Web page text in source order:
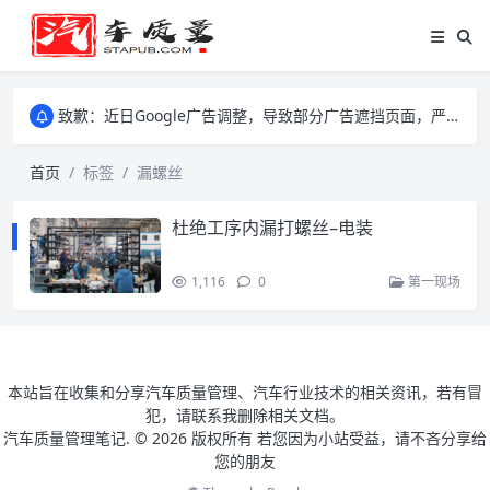
致歉：近日Google广告调整，导致部分广告遮挡页面，严重影响大家访问体验，将尽快调整完成，由此带来的不便，特意致歉！
致歉：近日Google广告调整，导致部分广告遮挡页面，严重影响大家访问体验，将尽快调整完成，由此带来的不便，特意致歉！
首页 标签 漏螺丝
杜绝工序内漏打螺丝–电装
1,116 0 第一现场
本站旨在收集和分享汽车质量管理、汽车行业技术的相关资讯，若有冒
犯，请联系我删除相关文档。
汽车质量管理笔记. © 2026 版权所有 若您因为小站受益，请不吝分享给
您的朋友